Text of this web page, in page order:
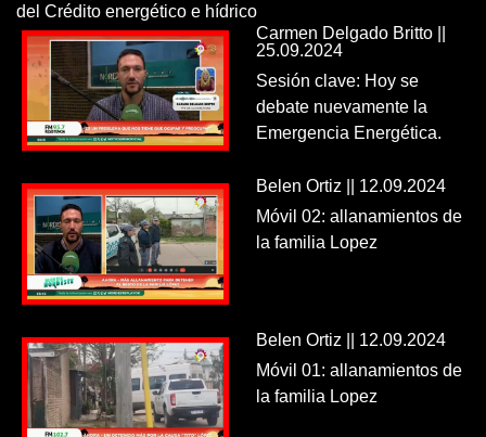
del Crédito energético e hídrico
Carmen Delgado Britto ||
25.09.2024
Sesión clave: Hoy se
debate nuevamente la
Emergencia Energética.
Belen Ortiz || 12.09.2024
Móvil 02: allanamientos de
la familia Lopez
Belen Ortiz || 12.09.2024
Móvil 01: allanamientos de
la familia Lopez